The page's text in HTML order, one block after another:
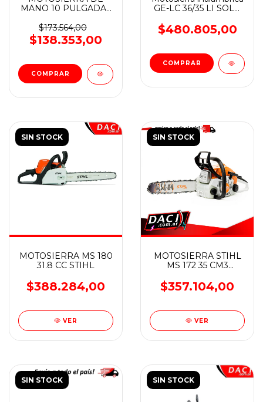
MANO 10 PULGADAS
$173.564,00
$138.353,00
GE-LC 36/35 LI SOLO
EINHELL
$480.805,00
SIN STOCK
MOTOSIERRA MS 180
31.8 CC STIHL
$388.284,00
VER
SIN STOCK
MOTOSIERRA STIHL
MS 172 35 CM3
$357.104,00
VER
SIN STOCK SIN STOCK